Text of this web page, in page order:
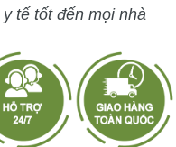
tế tốt đến mọi nhà